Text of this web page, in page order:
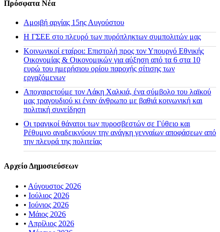
Πρόσφατα Νέα
Αμοιβή αργίας 15ης Αυγούστου
H ΓΣΕΕ στο πλευρό των πυρόπληκτων συμπολιτών μας
Κοινωνικοί εταίροι: Επιστολή προς τον Υπουργό Εθνικής
Οικονομίας & Οικονομικών για αύξηση από τα 6 στα 10
ευρώ του ημερήσιου ορίου παροχής σίτισης των
εργαζόμενων
Αποχαιρετούμε τον Λάκη Χαλκιά, ένα σύμβολο του λαϊκού
μας τραγουδιού κι έναν άνθρωπο με βαθιά κοινωνική και
πολιτική συνείδηση
Οι τραγικοί θάνατοι των πυροσβεστών σε Γύθειο και
Ρέθυμνο αναδεικνύουν την ανάγκη γενναίων αποφάσεων από
την πλευρά της πολιτείας
Αρχείο Δημοσιεύσεων
• Αύγουστος 2026
• Ιούλιος 2026
• Ιούνιος 2026
• Μάιος 2026
• Απρίλιος 2026